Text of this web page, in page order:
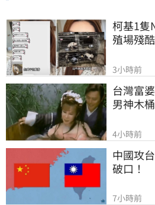
柯基1隻
殖場殘
3小時前
台灣富
男神木
4小時前
中國攻
破口！
7小時前